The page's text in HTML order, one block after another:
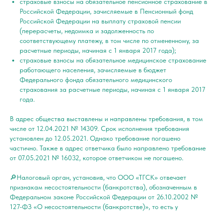
Российской Федерации, зачисляемые в Пенсионный фонд
Российской Федерации на выплату страховой пенсии
(перерасчеты, недоимка и задолженность по
соответствующему платежу, в том числе по отмененному, за
расчетные периоды, начиная с 1 января 2017 года);
страховые взносы на обязательное медицинское страхование
работающего населения, зачисляемые в бюджет
Федерального фонда обязательного медицинского
страхования за расчетные периоды, начиная с 1 января 2017
года.
В адрес общества выставлены и направлены требования, в том
числе от 12.04.2021 № 14309. Срок исполнения требования
установлен до 12.05.2021. Однако требование погашено
частично. Также в адрес ответчика было направлено требование
от 07.05.2021 № 16032, которое ответчиком не погашено.
🔎Налоговый орган, установив, что ООО «ТГСК» отвечает
признакам несостоятельности (банкротства), обозначенным в
Федеральном законе Российской Федерации от 26.10.2002 №
127-ФЗ «О несостоятельности (банкротстве)», то есть у